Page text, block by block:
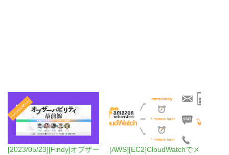
[2023/05/23][Findy]オブザー
[AWS][EC2]CloudWatchでメ